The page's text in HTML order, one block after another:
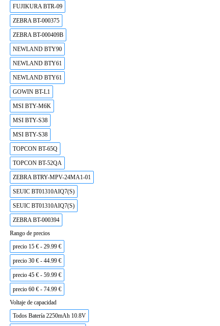
FUJIKURA BTR-09
ZEBRA BT-000375
ZEBRA BT-000409B
NEWLAND BTY90
NEWLAND BTY61
NEWLAND BTY61
GOWIN BT-L1
MSI BTY-M6K
MSI BTY-S38
MSI BTY-S38
TOPCON BT-65Q
TOPCON BT-52QA
ZEBRA BTRY-MPV-24MA1-01
SEUIC BT01310AIQ7(S)
SEUIC BT01310AIQ7(S)
ZEBRA BT-000394
Rango de precios
precio 15 € - 29.99 €
precio 30 € - 44.99 €
precio 45 € - 59.99 €
precio 60 € - 74.99 €
Voltaje de capacidad
Todos Batería 2250mAh 10.8V